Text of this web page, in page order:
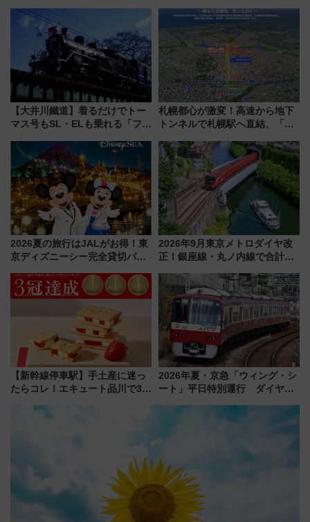
品グルメ登場で駅前の過ごし方
はどう変わる？
化！安全性や乗り心地の向上に
貢献するだけでなく、全線区で
活躍するための仕組みも
【大井川鐵道】着るだけでトー
マス号もSL・ELも乗れる「フリ
受注販売
札幌都心が激変！高速から地下
トンネルで札幌駅へ直結、「創
から本格着工、延長4.8km整備
事業の全貌
2026夏の旅行はJALがお得！東
京ディズニーシー完全貸切パー
ーン始まる 条件は「夏の国内
線に2回搭乗」
2026年9月東京メトロダイヤ改
正！銀座線・丸ノ内線で合計
待
【新幹線停車駅】手土産に迷っ
たらコレ！エキュート品川で3年
2026年夏・京急「ウィング・シ
ート」平日特別運行 ダイヤ・